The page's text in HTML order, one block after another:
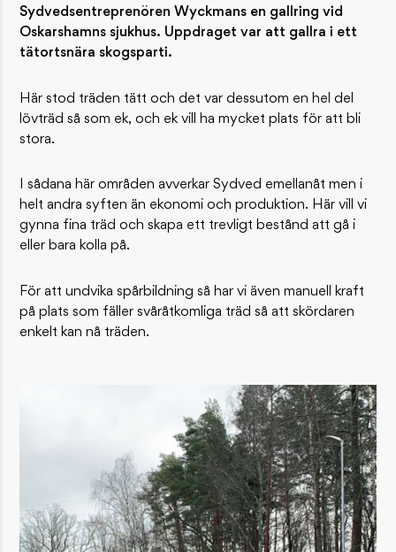
Sydvedsentreprenören Wyckmans en gallring vid
Oskarshamns sjukhus. Uppdraget var att gallra i ett
tätortsnära skogsparti.
Här stod träden tätt och det var dessutom en hel del
lövträd så som ek, och ek vill ha mycket plats för att bli
stora.
I sådana här områden avverkar Sydved emellanåt men i
helt andra syften än ekonomi och produktion. Här vill vi
gynna fina träd och skapa ett trevligt bestånd att gå i
eller bara kolla på.
För att undvika spårbildning så har vi även manuell kraft
på plats som fäller svåråtkomliga träd så att skördaren
enkelt kan nå träden.